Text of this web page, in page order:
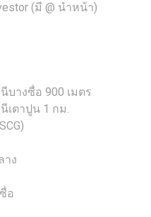
(มี @ นำหน้า)
บางซื่อ 900 เมตร
เตาปูน 1 กม.
าง
อ